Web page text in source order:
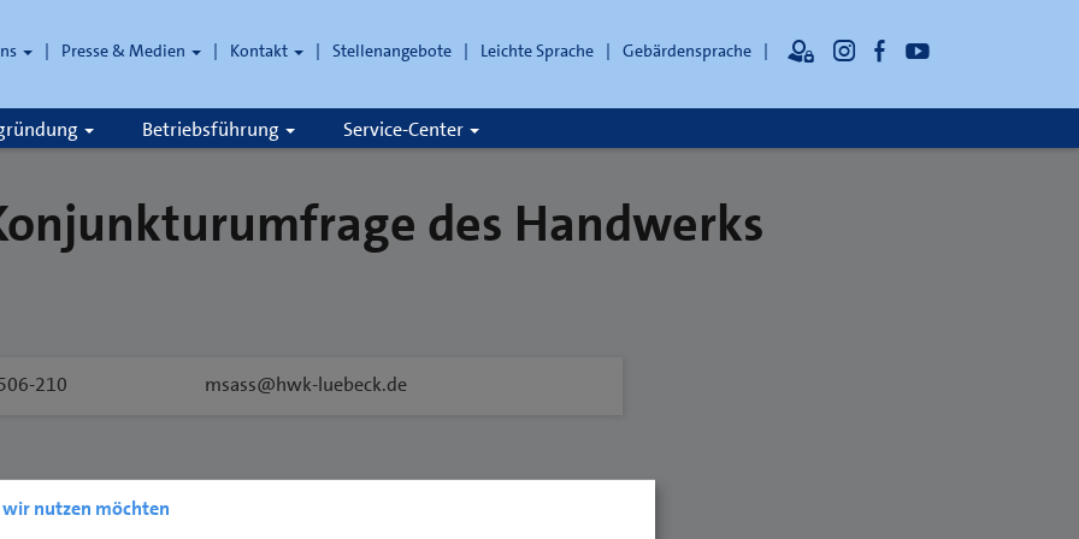
Presse & Medien Kontakt Stellenangebote Leichte Sprache
Gebärdensprache
Betriebsführung Service-Center
des Handwerks
210 msass@hwk-luebeck.de
nutzen möchten